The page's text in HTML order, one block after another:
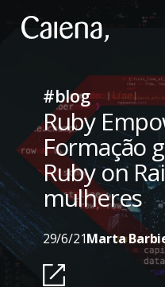
#blog
Ruby
Formação
Ruby on
mulheres
29/6/21Marta